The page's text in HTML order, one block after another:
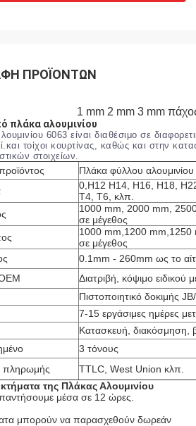
ΠΡΟΪΌΝΤΩΝ
1 mm 2 mm 3 mm
πλάκα αλουμινίου
6063 είναι διαθέσιμο σε
τοίχοι κουρτίνας, καθώς και στην
στοιχείων.
Πλάκα φύλλου αλουμινίου
0,H12 H14, H16, H18,
T4, T6, κλπ.
1000 mm, 2000 mm,
σε μέγεθος
1000 mm,1200 mm,1250
σε μέγεθος
0.1mm - 260mm ως το
Διατριβή, κόψιμο ειδικού
Πιστοποιητικό δοκιμής
7-15 εργάσιμες ημέρες
Κατασκευή, διακόσμηση,
3 τόνους
πληρωμής
TTLC, West Union κλπ.
της Πλάκας Αλουμινίου
μέσα σε 12 ώρες.
μπορούν να παρασχεθούν δωρεάν